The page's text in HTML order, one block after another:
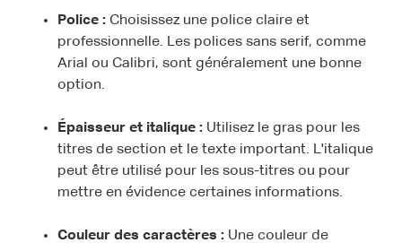
Police : Choisissez une police claire et
professionnelle. Les polices sans serif, comme
Arial ou Calibri, sont généralement une bonne
option.
Épaisseur et italique : Utilisez le gras pour les
titres de section et le texte important. L'italique
peut être utilisé pour les sous-titres ou pour
mettre en évidence certaines informations.
Couleur des caractères : Une couleur de